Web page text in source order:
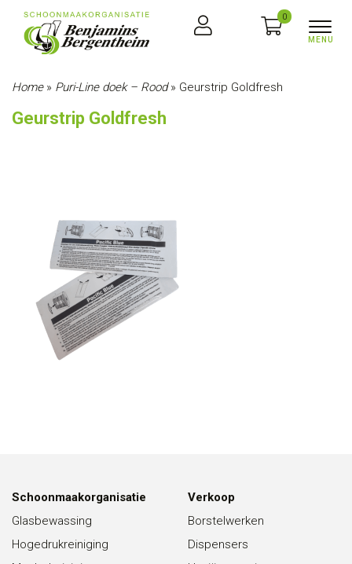
0
Home» Puri-Line doek – Rood» Geurstrip Goldfresh
Geurstrip Goldfresh
Schoonmaakorganisatie
Glasbewassing
Hogedrukreiniging
Verkoop
Borstelwerken
Dispensers